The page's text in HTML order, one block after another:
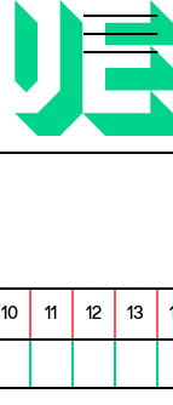
10 11 12 13